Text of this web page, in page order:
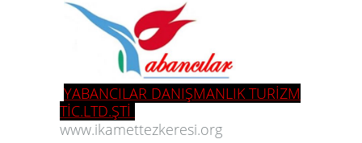
YABANCILAR DANIŞMANLIK TURİZM
TİC.LTD.ŞTİ
www.ikamettezkeresi.org